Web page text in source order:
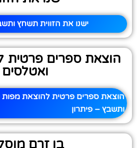
ישנו את הזווית תשחץ
הוצאת ספרים פרטית
ואטלסים
הוצאת ספרים פרטית להוצאת
ותשבץ – פיתרון
בן זרם